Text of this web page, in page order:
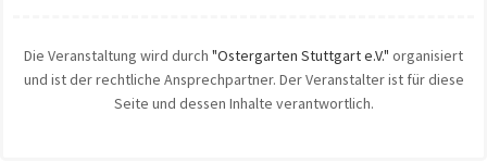
Die Veranstaltung wird durch "Ostergarten Stuttgart e.V." organisiert
und ist der rechtliche Ansprechpartner. Der Veranstalter ist für diese
Seite und dessen Inhalte verantwortlich.